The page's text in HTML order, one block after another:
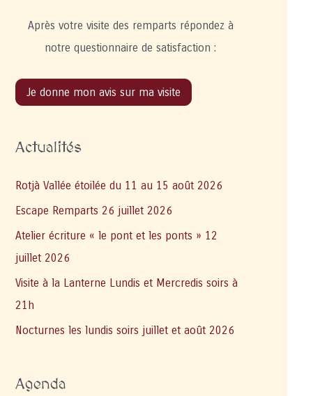
Après votre visite des remparts répondez à
notre questionnaire de satisfaction :
Je donne mon avis sur ma visite
Actualités
Rotjà Vallée étoilée du 11 au 15 août 2026
Escape Remparts 26 juillet 2026
Atelier écriture « le pont et les ponts » 12
juillet 2026
Visite à la Lanterne Lundis et Mercredis soirs à
21h
Nocturnes les lundis soirs juillet et août 2026
Agenda